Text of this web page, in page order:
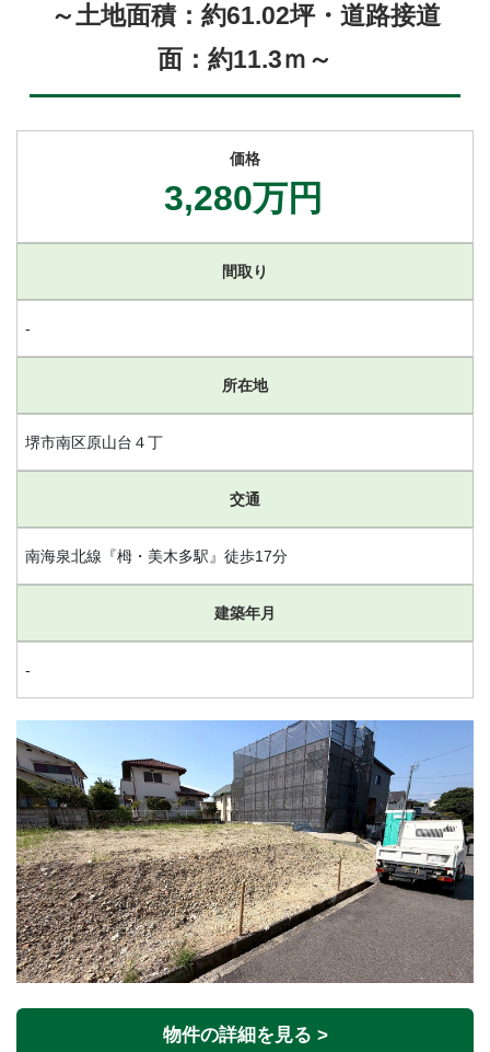
～土地面積：約61.02坪・道路接道
面：約11.3ｍ～
価格
3,280万円
間取り
-
所在地
堺市南区原山台４丁
交通
南海泉北線『栂・美木多駅』徒歩17分
建築年月
-
物件の詳細を見る >